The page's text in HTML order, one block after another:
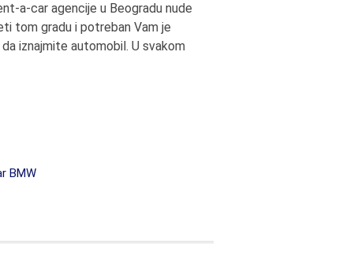
a-car agencije u Beogradu nude
tom gradu i potreban Vam je
iznajmite automobil. U svakom
BMW